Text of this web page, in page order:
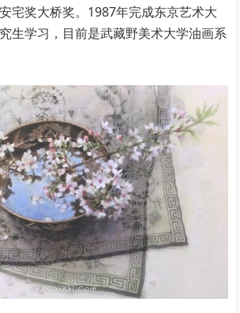
宅奖大桥奖。1987年完成东京艺术大
生学习，目前是武藏野美术大学油画系